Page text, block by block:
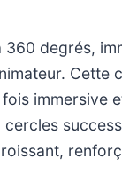
degrés,
Cette
immersive